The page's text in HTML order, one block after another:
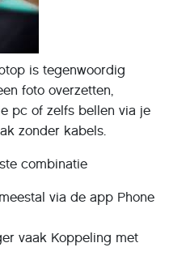
is tegenwoordig
foto overzetten,
pc of zelfs bellen via je
zonder kabels.
combinatie
via de app Phone
vaak Koppeling met